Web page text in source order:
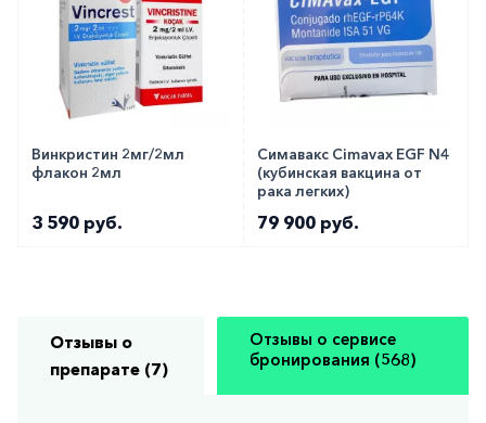
Винкристин 2мг/2мл
флакон 2мл
3 590 руб.
Симавакс Cimavax EGF N4
(кубинская вакцина от
рака легких)
79 900 руб.
Отзывы о
препарате (7)
Отзывы о сервисе
бронирования (568)